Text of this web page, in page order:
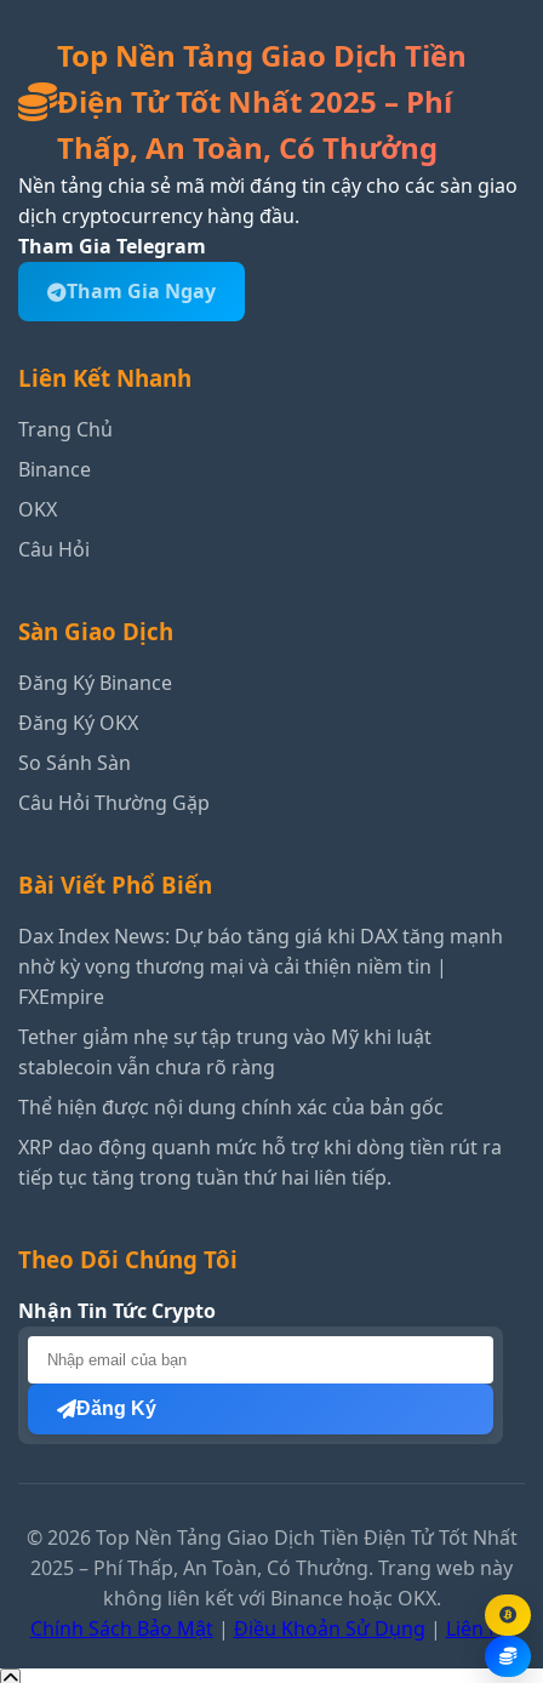
Top Nền Tảng Giao Dịch Tiền
Điện Tử Tốt Nhất 2025 – Phí
Thấp, An Toàn, Có Thưởng
Nền tảng chia sẻ mã mời đáng tin cậy cho các sàn giao
dịch cryptocurrency hàng đầu.
Tham Gia Telegram
Tham Gia Ngay
Liên Kết Nhanh
Trang Chủ
Binance
OKX
Câu Hỏi
Sàn Giao Dịch
Đăng Ký Binance
Đăng Ký OKX
So Sánh Sàn
Câu Hỏi Thường Gặp
Bài Viết Phổ Biến
Dax Index News: Dự báo tăng giá khi DAX tăng mạnh
nhờ kỳ vọng thương mại và cải thiện niềm tin |
FXEmpire
Tether giảm nhẹ sự tập trung vào Mỹ khi luật
stablecoin vẫn chưa rõ ràng
Thể hiện được nội dung chính xác của bản gốc
XRP dao động quanh mức hỗ trợ khi dòng tiền rút ra
tiếp tục tăng trong tuần thứ hai liên tiếp.
Theo Dõi Chúng Tôi
Nhận Tin Tức Crypto
Đăng Ký
© 2026 Top Nền Tảng Giao Dịch Tiền Điện Tử Tốt Nhất
2025 – Phí Thấp, An Toàn, Có Thưởng. Trang web này
không liên kết với Binance hoặc OKX.
Chính Sách Bảo Mật | Điều Khoản Sử Dụng | Liên Hệ